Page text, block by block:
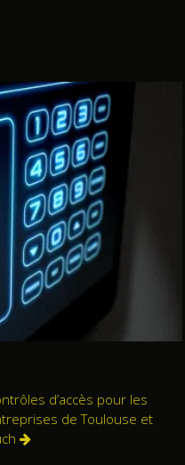
d’accès pour les
de Toulouse et